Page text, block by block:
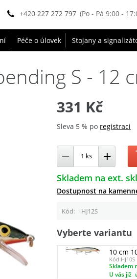
+420 227 272 797 (Po - Pá 9:00 -
Péče o úlovek Stojany a
S - 12
331 Kč
Sleva 5 % po registraci
Skladem na ext.
Dostupnost na
Kód HJ12S
Vyberte variantu
10 cm
Kód:HJ10S
Skladem
U vás již